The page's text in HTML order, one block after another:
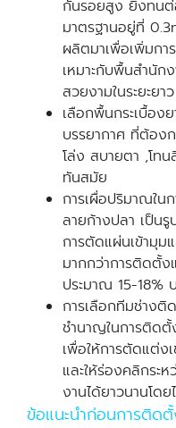
กันรอยสูง ยิ่งทน
มาตรฐานอยู่ที่
ผลิตมาเพื่อเพิ่มกา
เหมาะกับพื้นสำนัก
สวยงามในระยะยาว
เลือกพื้นกระเบื้อง
บรรยากาศ ที่ต้อง
โล่ง สบายตา ,โท
ทันสมัย
การเผื่อปริมาณใน
ลายก้างปลา เป็น
การตัดแผ่นเข้ามุม
มากกว่าการติดตั้ง
ประมาณ 15-18%
การเลือกทีมช่าง
ชำนาญในการติดตั้
เพื่อให้การตัดแต่ง
และให้ร่องคลิกระ
งานได้ยาวนานโด
ข้อแนะนำก่อนการติดตั้